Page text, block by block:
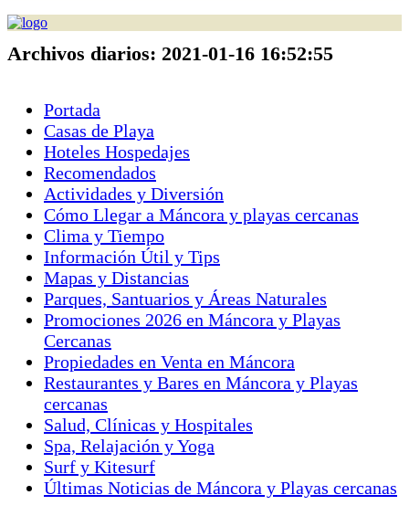
Archivos diarios: 2021-01-16 16:52:55
Portada
Casas de Playa
Hoteles Hospedajes
Recomendados
Actividades y Diversión
Cómo Llegar a Máncora y playas cercanas
Clima y Tiempo
Información Útil y Tips
Mapas y Distancias
Parques, Santuarios y Áreas Naturales
Promociones 2026 en Máncora y Playas
Cercanas
Propiedades en Venta en Máncora
Restaurantes y Bares en Máncora y Playas
cercanas
Salud, Clínicas y Hospitales
Spa, Relajación y Yoga
Surf y Kitesurf
Últimas Noticias de Máncora y Playas cercanas